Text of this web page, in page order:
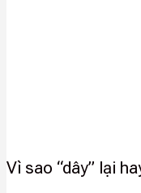
Vì sao “dây” lại